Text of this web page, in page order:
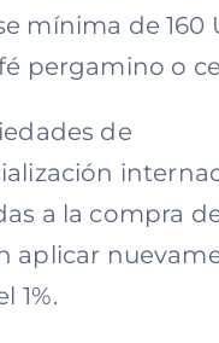
mínima de 160
pergamino o
de
a la compra
aplicar
1%.